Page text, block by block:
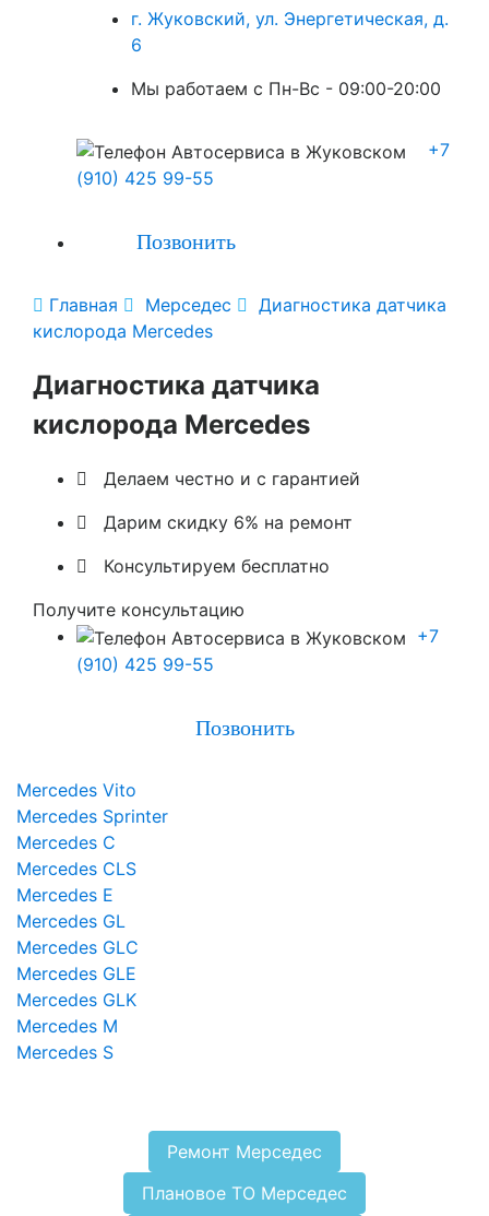
г. Жуковский, ул. Энергетическая, д.
6
Мы работаем с Пн-Вc - 09:00-20:00
+7
(910) 425 99-55
Позвонить
 Главная  Мерседес  Диагностика датчика
кислорода Mercedes
Диагностика датчика
кислорода Mercedes
 Делаем честно и с гарантией
 Дарим скидку 6% на ремонт
 Консультируем бесплатно
Получите консультацию
+7
(910) 425 99-55
Позвонить
Mercedes Vito
Mercedes Sprinter
Mercedes C
Mercedes CLS
Mercedes E
Mercedes GL
Mercedes GLC
Mercedes GLE
Mercedes GLK
Mercedes M
Mercedes S
Ремонт Мерседес
Плановое ТО Мерседес